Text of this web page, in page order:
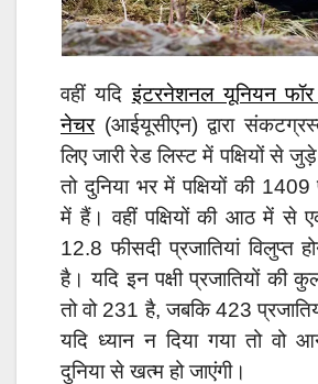
वहीं यदिइंटरनेशनल यूनियन
नेचर(आईयूसीएन) द्वारा
लिए जारी रेड लिस्ट में पक्षियों से
तो दुनिया भर में पक्षियों की
में हैं। वहीं पक्षियों की आठ में से
12.8 फीसदी प्रजातियां विलुप्त
है। यदि इन पक्षी प्रजातियों की
तो वो 231 है, जबकि 423
यदि ध्यान न दिया गया तो वो
दुनिया से खत्म हो जाएंगी।